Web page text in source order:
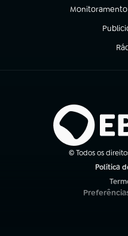
Monitoramento
(abre em nova
(abre
© Todos os
Política
(abre